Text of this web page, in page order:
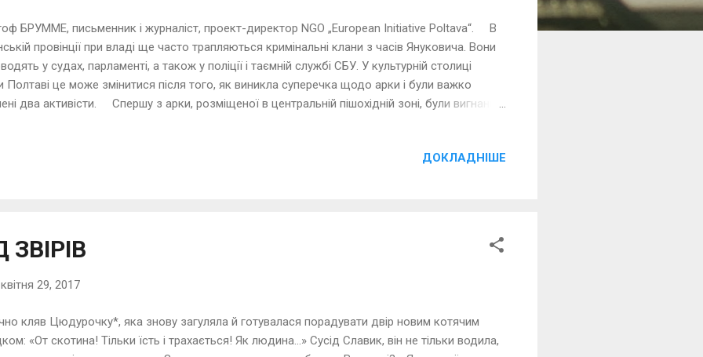
БРУММЕ, письменник і журналіст, проект-директор NGO „European Initiative Poltava“. В
провінції при владі ще часто трапляються кримінальні клани з часів Януковича. Вони
у судах, парламенті, а також у поліції і таємній службі СБУ. У культурній столиці
Полтаві це може змінитися після того, як виникла суперечка щодо арки і були важко
два активісти. Спершу з арки, розміщеної в центральній пішохідній зоні, були вигнані
продавці опинилися на вулиці в напіввідкритих пластикових наметах. Брат одногоДОКЛАДНІШЕ
квітня 29, 2017
кляв Цюдурочку*, яка знову загуляла й готувалася порадувати двір новим котячим
«От скотина! Тільки їсть і трахається! Як людина…» Сусід Славик, він не тільки водила,